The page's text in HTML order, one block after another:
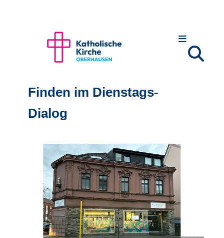
Finden im Dienstags-
Dialog